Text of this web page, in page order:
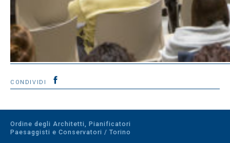
CONDIVIDI
Ordine degli Architetti, Pianificatori
Paesaggisti e Conservatori / Torino